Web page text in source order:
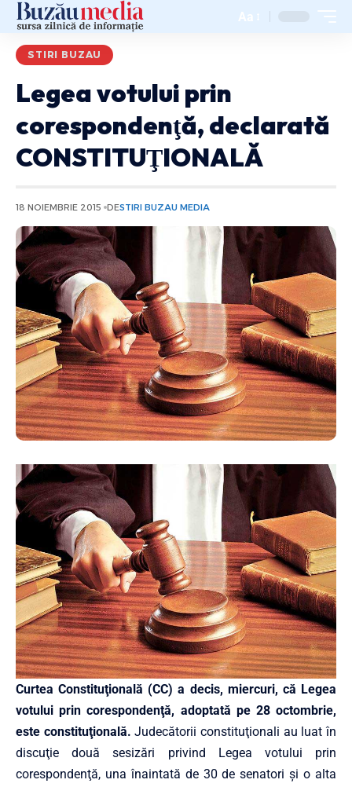
Aa
STIRI BUZAU
Legea votului prin
corespondenţă, declarată
CONSTITUŢIONALĂ
18 NOIEMBRIE 2015 DESTIRI BUZAU MEDIA
Curtea Constituţională (CC) a decis, miercuri, că Legea
votului prin corespondenţă, adoptată pe 28 octombrie,
este constituţională.Judecătorii constituţionali au luat în
discuţie două sesizări privind Legea votului prin
corespondenţă, una înaintată de 30 de senatori şi o alta